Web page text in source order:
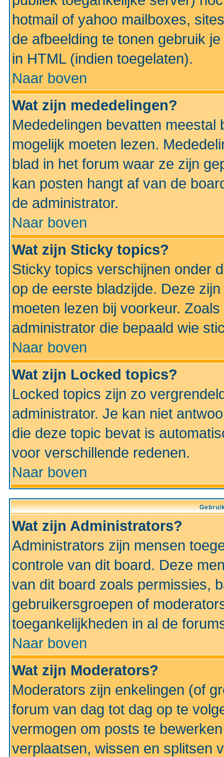
hotmail of yahoo mailboxes,
de afbeelding te tonen gebruik
in HTML (indien toegelaten).
Naar boven
Wat zijn mededelingen?
Mededelingen bevatten
mogelijk moeten lezen.
blad in het forum waar ze zijn
kan posten hangt af van de
de administrator.
Naar boven
Wat zijn Sticky topics?
Sticky topics verschijnen onder
op de eerste bladzijde. Deze
moeten lezen bij voorkeur.
administrator die bepaald wie
Naar boven
Wat zijn Locked topics?
Locked topics zijn zo
administrator. Je kan niet
die deze topic bevat is
voor verschillende redenen.
Naar boven
Wat zijn Administrators?
Administrators zijn mensen
controle van dit board. Deze
van dit board zoals permissies,
gebruikersgroepen of
toegankelijkheden in al de
Naar boven
Wat zijn Moderators?
Moderators zijn enkelingen (of
forum van dag tot dag op te
vermogen om posts te
verplaatsen, wissen en splitsen